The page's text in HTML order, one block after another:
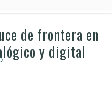
de frontera en
y digital